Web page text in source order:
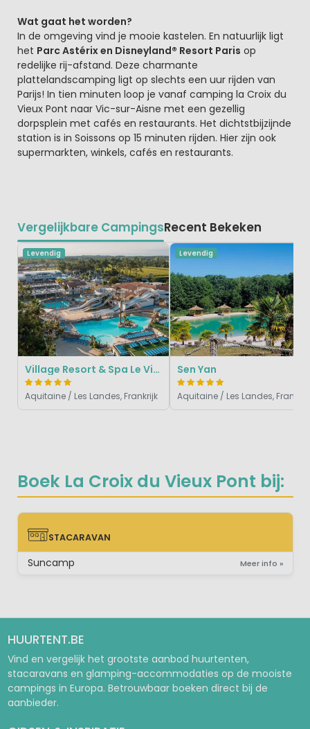
Boek La Croix du Vieux Pont bij:
STACARAVAN
STACARAVAN
Suncamp Meer info »
Wat gaat het worden?
In de omgeving vind je mooie kastelen. En natuurlijk ligt
het Parc Astérix en Disneyland® Resort Paris op
redelijke rij-afstand. Deze charmante
plattelandscamping ligt op slechts een uur rijden van
Parijs! In tien minuten loop je vanaf camping la Croix du
Vieux Pont naar Vic-sur-Aisne met een gezellig
dorpsplein met cafés en restaurants. Het dichtstbijzijnde
station is in Soissons op 15 minuten rijden. Hier zijn ook
supermarkten, winkels, cafés en restaurants.
Vergelijkbare CampingsRecent Bekeken
Levendig
Village Resort & Spa Le Vieux Port
Aquitaine / Les Landes, Frankrijk
Levendig
Sen Yan
Aquitaine / Les Landes, Frankrijk
HUURTENT.BE
Vind en vergelijk het grootste aanbod huurtenten,
stacaravans en glamping-accommodaties op de mooiste
campings in Europa. Betrouwbaar boeken direct bij de
aanbieder.